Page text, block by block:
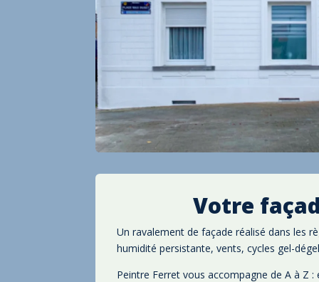
Votre
Un ravalement de façade réalisé dans les
humidité persistante, vents, cycles gel-
Peintre Ferret vous accompagne de A à Z